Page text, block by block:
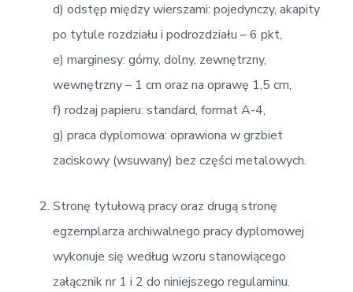
d) odstęp między wierszami: pojedynczy, akapity
po tytule rozdziału i podrozdziału – 6 pkt,
e) marginesy: górny, dolny, zewnętrzny,
wewnętrzny – 1 cm oraz na oprawę 1,5 cm,
f) rodzaj papieru: standard, format A-4,
g) praca dyplomowa: oprawiona w grzbiet
zaciskowy (wsuwany) bez części metalowych.
Stronę tytułową pracy oraz drugą stronę
egzemplarza archiwalnego pracy dyplomowej
wykonuje się według wzoru stanowiącego
załącznik nr 1 i 2 do niniejszego regulaminu.